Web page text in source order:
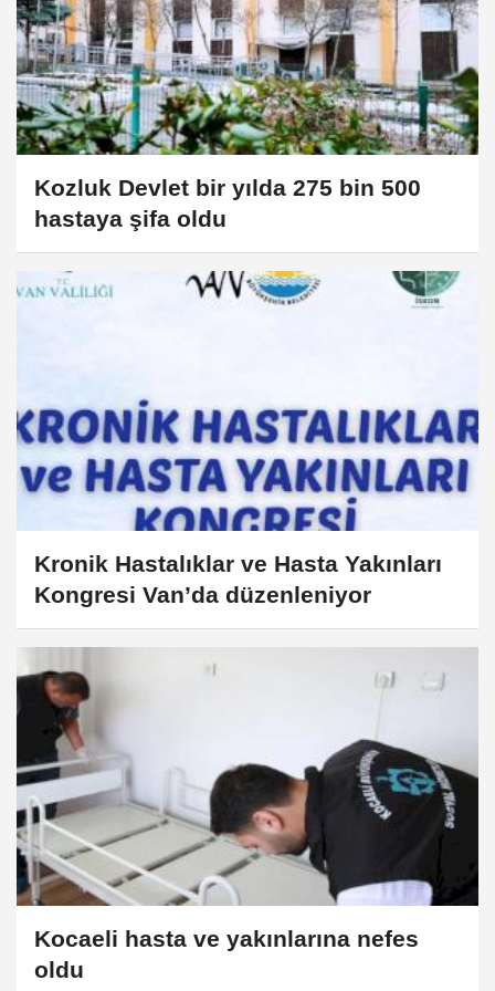
Kozluk Devlet bir yılda 275 bin 500
hastaya şifa oldu
Kronik Hastalıklar ve Hasta Yakınları
Kongresi Van’da düzenleniyor
Kocaeli hasta ve yakınlarına nefes
oldu